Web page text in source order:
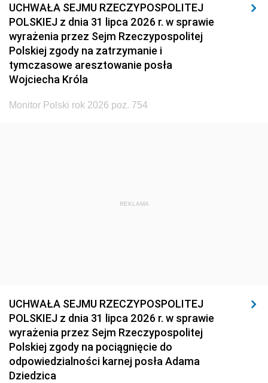
UCHWAŁA SEJMU RZECZYPOSPOLITEJ
POLSKIEJ z dnia 31 lipca 2026 r. w sprawie
wyrażenia przez Sejm Rzeczypospolitej
Polskiej zgody na zatrzymanie i
tymczasowe aresztowanie posła
Wojciecha Króla
Monitor Polski rok 2026 poz. 754
REKLAMA
UCHWAŁA SEJMU RZECZYPOSPOLITEJ
POLSKIEJ z dnia 31 lipca 2026 r. w sprawie
wyrażenia przez Sejm Rzeczypospolitej
Polskiej zgody na pociągnięcie do
odpowiedzialności karnej posła Adama
Dziedzica